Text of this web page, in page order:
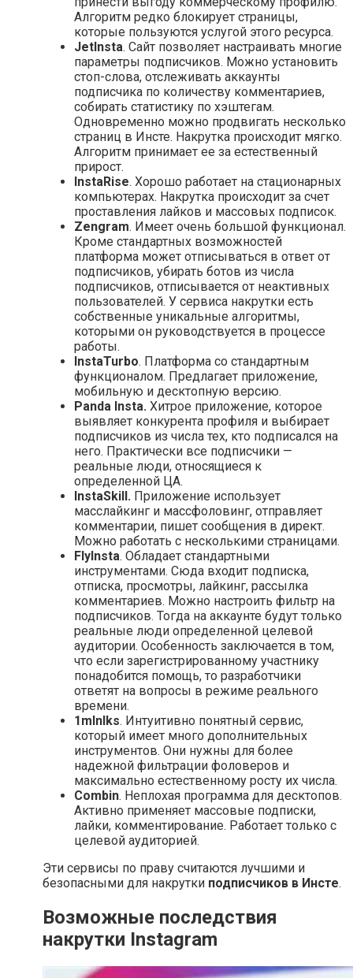
Алгоритм редко блокирует страницы,
которые пользуются услугой этого ресурса.
JetInsta. Сайт позволяет настраивать многие
параметры подписчиков. Можно установить
стоп-слова, отслеживать аккаунты
подписчика по количеству комментариев,
собирать статистику по хэштегам.
Одновременно можно продвигать несколько
страниц в Инсте. Накрутка происходит мягко.
Алгоритм принимает ее за естественный
прирост.
InstaRise. Хорошо работает на стационарных
компьютерах. Накрутка происходит за счет
проставления лайков и массовых подписок.
Zengram. Имеет очень большой функционал.
Кроме стандартных возможностей
платформа может отписываться в ответ от
подписчиков, убирать ботов из числа
подписчиков, отписывается от неактивных
пользователей. У сервиса накрутки есть
собственные уникальные алгоритмы,
которыми он руководствуется в процессе
работы.
InstaTurbo. Платформа со стандартным
функционалом. Предлагает приложение,
мобильную и десктопную версию.
Panda Insta. Хитрое приложение, которое
выявляет конкурента профиля и выбирает
подписчиков из числа тех, кто подписался на
него. Практически все подписчики —
реальные люди, относящиеся к
определенной ЦА.
InstaSkill. Приложение использует
масслайкинг и массфоловинг, отправляет
комментарии, пишет сообщения в директ.
Можно работать с несколькими страницами.
FlyInsta. Обладает стандартными
инструментами. Сюда входит подписка,
отписка, просмотры, лайкинг, рассылка
комментариев. Можно настроить фильтр на
подписчиков. Тогда на аккаунте будут только
реальные люди определенной целевой
аудитории. Особенность заключается в том,
что если зарегистрированному участнику
понадобится помощь, то разработчики
ответят на вопросы в режиме реального
времени.
1mlnlks. Интуитивно понятный сервис,
который имеет много дополнительных
инструментов. Они нужны для более
надежной фильтрации фоловеров и
максимально естественному росту их числа.
Combin. Неплохая программа для десктопов.
Активно применяет массовые подписки,
лайки, комментирование. Работает только с
целевой аудиторией.
Эти сервисы по праву считаются лучшими и
безопасными для накрутки подписчиков в Инсте.
Возможные последствия
накрутки Instagram